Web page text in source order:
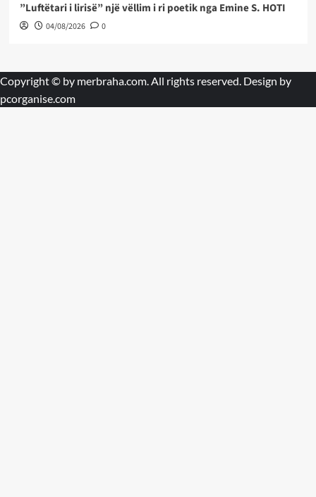
”Luftëtari i lirisë” një vëllim i ri poetik nga Emine S. HOTI
04/08/2026 0
Copyright © by merbraha.com. All rights reserved. Design by
pcorganise.com